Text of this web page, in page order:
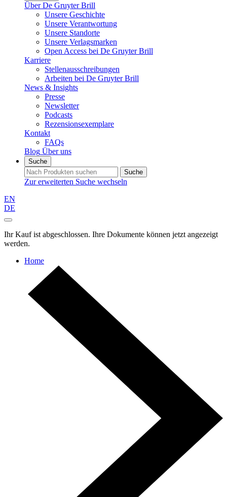
Über De Gruyter Brill
Unsere Geschichte
Unsere Verantwortung
Unsere Standorte
Unsere Verlagsmarken
Open Access bei De Gruyter Brill
Karriere
Stellenausschreibungen
Arbeiten bei De Gruyter Brill
News & Insights
Presse
Newsletter
Podcasts
Rezensionsexemplare
Kontakt
FAQs
Blog Über uns
Suche
Suche
Zur erweiterten Suche wechseln
EN
DE
Ihr Kauf ist abgeschlossen. Ihre Dokumente können jetzt angezeigt
werden.
Home